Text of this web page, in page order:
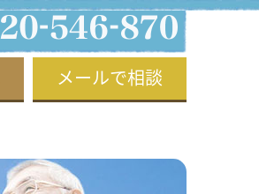
メールで相談